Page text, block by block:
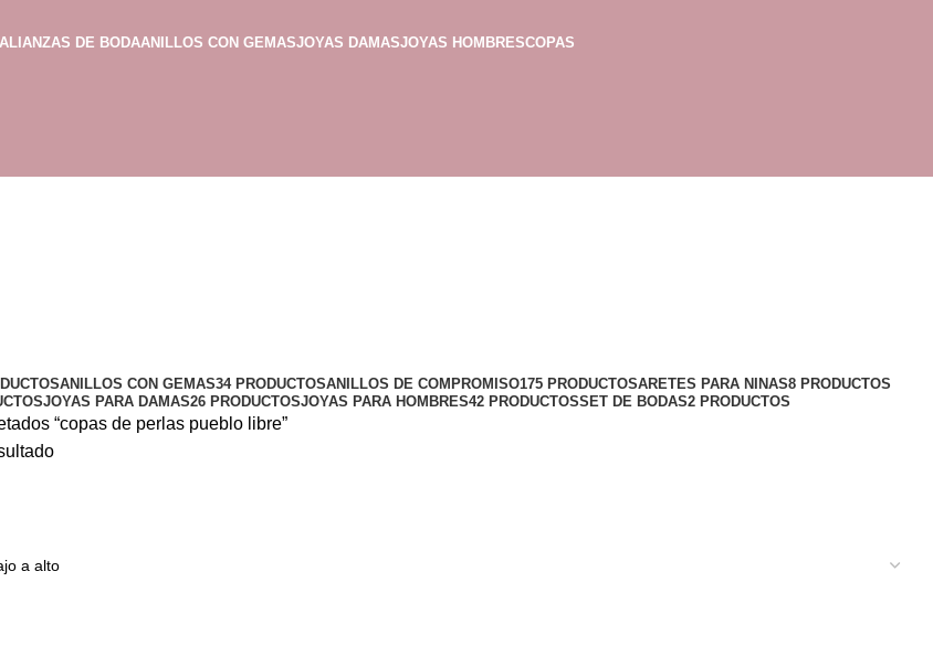
ALIANZAS DE BODAANILLOS CON GEMASJOYAS DAMASJOYAS HOMBRESCOPAS
ANILLOS CON GEMAS34 PRODUCTOSANILLOS DE COMPROMISO175 PRODUCTOSARETES PARA NINAS8 PRODUCTOS
JOYAS PARA DAMAS26 PRODUCTOSJOYAS PARA HOMBRES42 PRODUCTOSSET DE BODAS2 PRODUCTOS
“copas de perlas pueblo libre”